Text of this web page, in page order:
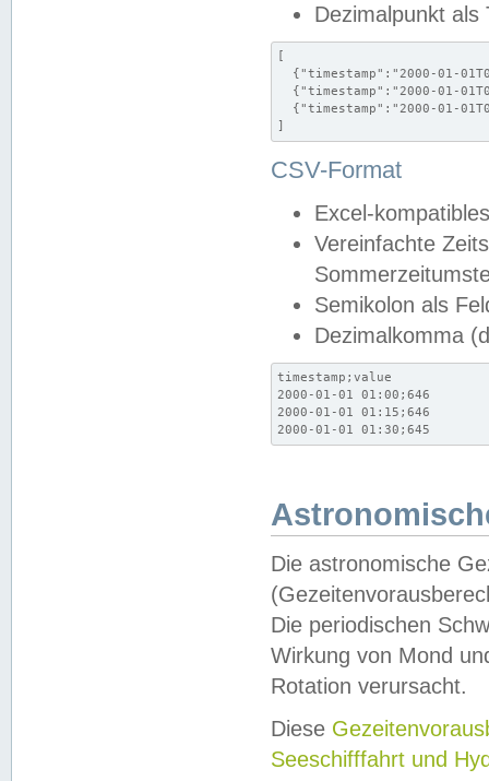
Dezimalpunkt als
[
{"timestamp":"2000-01-
{"timestamp":"2000-01-
{"timestamp":"2000-01-
]
CSV-Format
Excel-
Vereinfachte
Semikolon als
Dezimalkomma
timestamp;value
2000-01-01 01:00;646
2000-01-01 01:15;646
2000-01-01 01:30;645
Die astronomische
Die periodischen
Wirkung von Mond
Rotation verursacht.
Diese
Seeschifffahrt und